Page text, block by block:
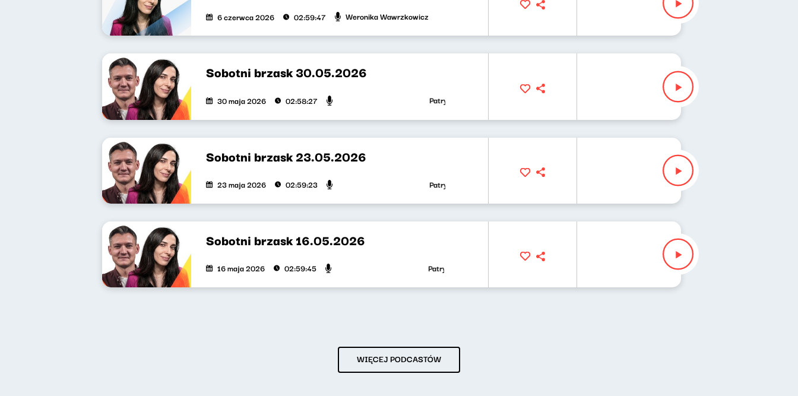
6 czerwca 2026 02:59:47 Weronika Wawrzkowicz
Sobotni brzask 30.05.2026
30 maja 2026 02:58:27 Patryk Rabiega, Weronika Wawrzkowicz
Sobotni brzask 23.05.2026
23 maja 2026 02:59:23 Patryk Rabiega, Weronika Wawrzkowicz
Sobotni brzask 16.05.2026
16 maja 2026 02:59:45 Patryk Rabiega, Weronika Wawrzkowicz
WIĘCEJ PODCASTÓW